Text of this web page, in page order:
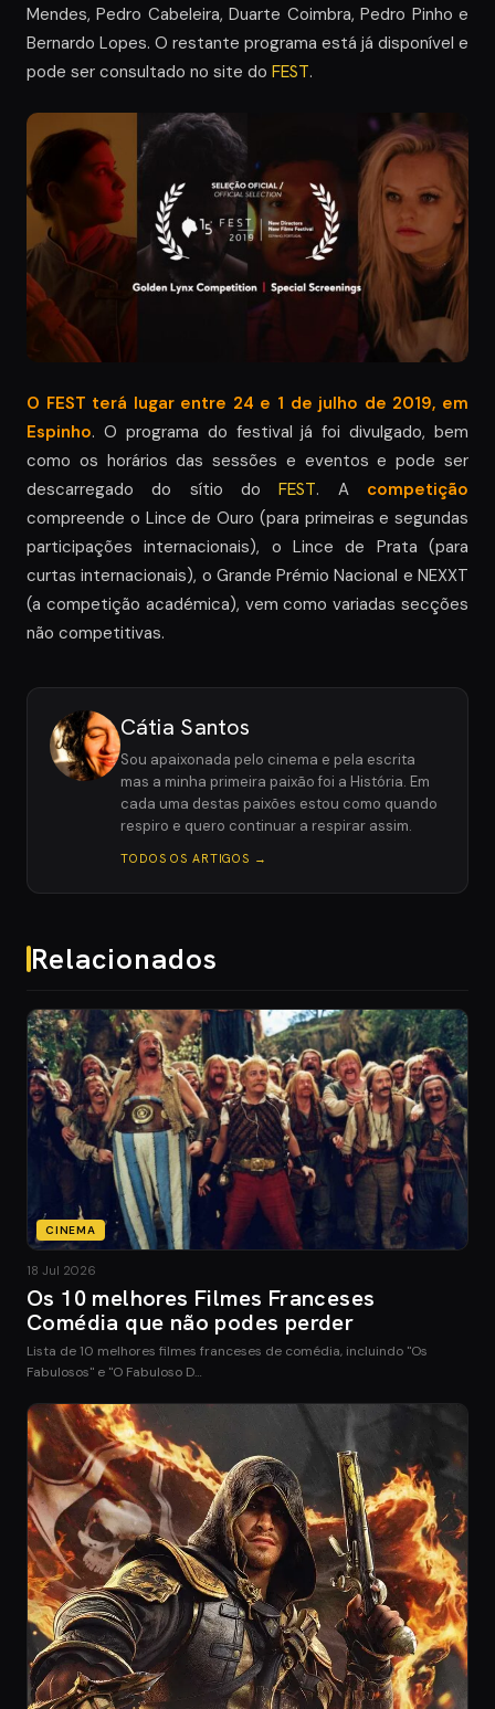
Mendes, Pedro Cabeleira, Duarte Coimbra, Pedro Pinho e
Bernardo Lopes. O restante programa está já disponível e
pode ser consultado no site do FEST.
O FEST terá lugar entre 24 e 1 de julho de 2019, em
Espinho. O programa do festival já foi divulgado, bem
como os horários das sessões e eventos e pode ser
descarregado do sítio doFEST. A competição
compreende o Lince de Ouro (para primeiras e segundas
participações internacionais), o Lince de Prata (para
curtas internacionais), o Grande Prémio Nacional e NEXXT
(a competição académica), vem como variadas secções
não competitivas.
Cátia Santos
Sou apaixonada pelo cinema e pela escrita
mas a minha primeira paixão foi a História. Em
cada uma destas paixões estou como quando
respiro e quero continuar a respirar assim.
TODOS OS ARTIGOS →
Relacionados
CINEMA
18 Jul 2026
Os 10 melhores Filmes Franceses
Comédia que não podes perder
Lista de 10 melhores filmes franceses de comédia, incluindo "Os
Fabulosos" e "O Fabuloso D…